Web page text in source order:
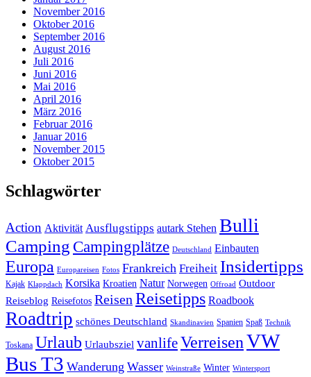
November 2016
Oktober 2016
September 2016
August 2016
Juli 2016
Juni 2016
Mai 2016
April 2016
März 2016
Februar 2016
Januar 2016
November 2015
Oktober 2015
Schlagwörter
Action Aktivität Ausflugstipps autark Stehen Bulli
Camping Campingplätze Deutschland Einbauten
Europa Europareisen Fotos Frankreich Freiheit Insidertipps
Kajak Klappdach Korsika Kroatien Natur Norwegen Offroad Outdoor
Reiseblog Reisefotos ReisenReisetipps Roadbook
Roadtrip schönes Deutschland Skandinavien Spanien Spaß Technik
Toskana Urlaub Urlaubsziel vanlifeVerreisenVW
Bus T3 Wanderung Wasser Weinstraße Winter Wintersport